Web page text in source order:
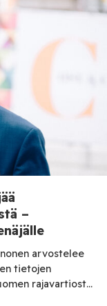
–
arvostelee
tietojen
rajavartiosto